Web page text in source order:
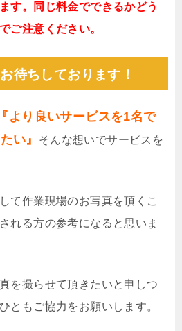
す。同じ料金でできるかどう
ご注意ください。
待ちしております！
『より良いサービスを1名で
い』
そんな想いでサービスを
て作業現場のお写真を頂くこ
れる方の参考になると思いま
を撮らせて頂きたいと申しつ
ともご協力をお願いします。